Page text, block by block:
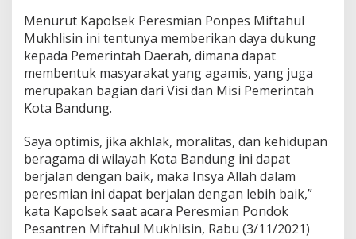
e
A
n
t
a
i
P
o
r
e
s
Menurut Kapolsek Peresmian Ponpes Miftahul
Mukhlisin ini tentunya memberikan daya dukung
kepada Pemerintah Daerah, dimana dapat
membentuk masyarakat yang agamis, yang juga
merupakan bagian dari Visi dan Misi Pemerintah
Kota Bandung.
Saya optimis, jika akhlak, moralitas, dan kehidupan
beragama di wilayah Kota Bandung ini dapat
berjalan dengan baik, maka Insya Allah dalam
peresmian ini dapat berjalan dengan lebih baik,”
kata Kapolsek saat acara Peresmian Pondok
Pesantren Miftahul Mukhlisin, Rabu (3/11/2021)